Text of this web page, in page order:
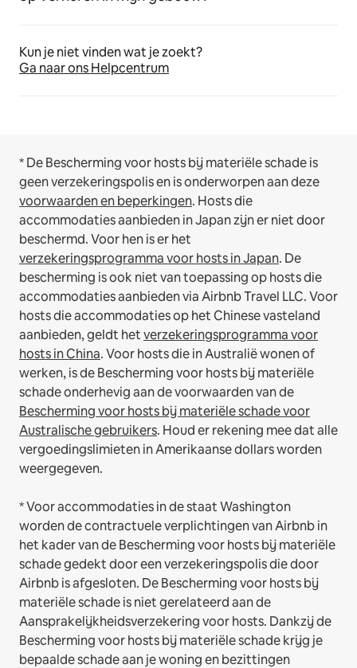
Kun je niet vinden wat je zoekt?
Ga naar ons Helpcentrum
* De Bescherming voor hosts bij materiële schade is
geen verzekeringspolis en is onderworpen aan deze
voorwaarden en beperkingen. Hosts die
accommodaties aanbieden in Japan zijn er niet door
beschermd. Voor hen is er het
verzekeringsprogramma voor hosts in Japan. De
bescherming is ook niet van toepassing op hosts die
accommodaties aanbieden via Airbnb Travel LLC.Voor
hosts die accommodaties op het Chinese vasteland
aanbieden, geldt hetverzekeringsprogramma voor
hosts in China.Voor hosts die in Australië wonen of
werken, is de Bescherming voor hosts bij materiële
schade onderhevig aan de voorwaarden van de
Bescherming voor hosts bij materiële schade voor
Australische gebruikers. Houd er rekening mee dat alle
vergoedingslimieten in Amerikaanse dollars worden
weergegeven.
* Voor accommodaties in de staat Washington
worden de contractuele verplichtingen van Airbnb in
het kader van de Bescherming voor hosts bij materiële
schade gedekt door een verzekeringspolis die door
Airbnb is afgesloten. De Bescherming voor hosts bij
materiële schade is niet gerelateerd aan de
Aansprakelijkheidsverzekering voor hosts. Dankzij de
Bescherming voor hosts bij materiële schade krijg je
bepaalde schade aan je woning en bezittingen